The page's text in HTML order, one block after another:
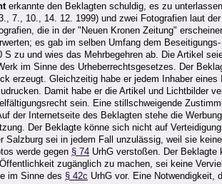
erkannte den Beklagten schuldig, es zu
7., 10., 14. 12. 1999) und zwei Fotografien laut
die in der "Neuen Kronen Zeitung"
es gab im selben Umfang dem
S zu und wies das Mehrbegehren ab. Die Artikel
im Sinne des Urheberrechtsgesetzes. Der
erzeugt. Gleichzeitig habe er jedem Inhaber
Damit habe er die Artikel und Lichtbilder
sein. Eine stillschweigende
der Internetseite des Beklagten stehe die
Der Beklagte könne sich nicht auf
Salzburg sei in jedem Fall unzulässig, weil sie
werde gegen § 74 UrhG verstoßen. Der
zugänglich zu machen, sei keine
im Sinne des § 42c UrhG vor. Eine Notwendigkeit,